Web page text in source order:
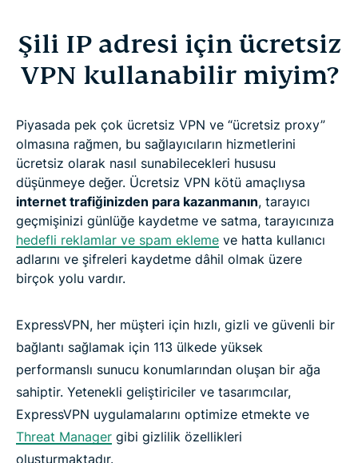
Şili IP adresi için ücretsiz
VPN kullanabilir miyim?
Piyasada pek çok ücretsiz VPN ve “ücretsiz proxy”
olmasına rağmen, bu sağlayıcıların hizmetlerini
ücretsiz olarak nasıl sunabilecekleri hususu
düşünmeye değer. Ücretsiz VPN kötü amaçlıysa
internet trafiğinizden para kazanmanın, tarayıcı
geçmişinizi günlüğe kaydetme ve satma, tarayıcınıza
hedefli reklamlar ve spam ekleme ve hatta kullanıcı
adlarını ve şifreleri kaydetme dâhil olmak üzere
birçok yolu vardır.
ExpressVPN, her müşteri için hızlı, gizli ve güvenli bir
bağlantı sağlamak için 113 ülkede yüksek
performanslı sunucu konumlarından oluşan bir ağa
sahiptir. Yetenekli geliştiriciler ve tasarımcılar,
ExpressVPN uygulamalarını optimize etmekte ve
Threat Manager gibi gizlilik özellikleri
oluşturmaktadır.